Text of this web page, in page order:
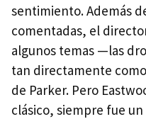
sentimiento. Además
comentadas, el
algunos temas —las
tan directamente
de Parker. Pero
clásico, siempre fue